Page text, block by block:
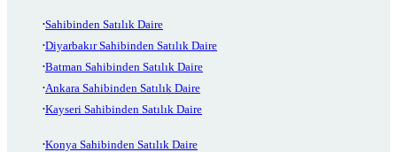
Sahibinden Satılık Daire
Diyarbakır Sahibinden Satılık Daire
Batman Sahibinden Satılık Daire
Ankara Sahibinden Satılık Daire
Kayseri Sahibinden Satılık Daire
Konya Sahibinden Satılık Daire